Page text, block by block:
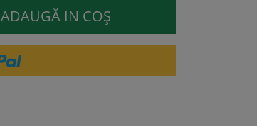
ADAUGĂ IN COŞ